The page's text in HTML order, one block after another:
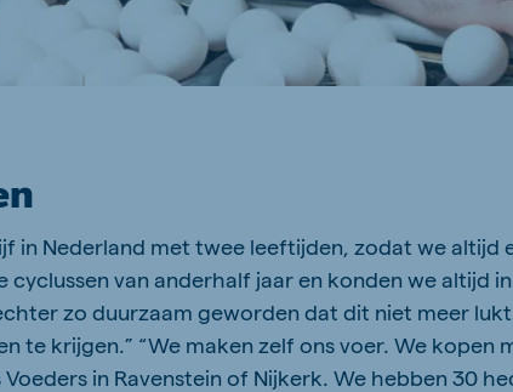
in Nederland met twee leeftijden, zodat we altijd
cyclussen van anderhalf jaar en konden we altijd
zo duurzaam geworden dat dit niet meer
te krijgen.” “We maken zelf ons voer. We kopen
in Ravenstein of Nijkerk. We hebben 30